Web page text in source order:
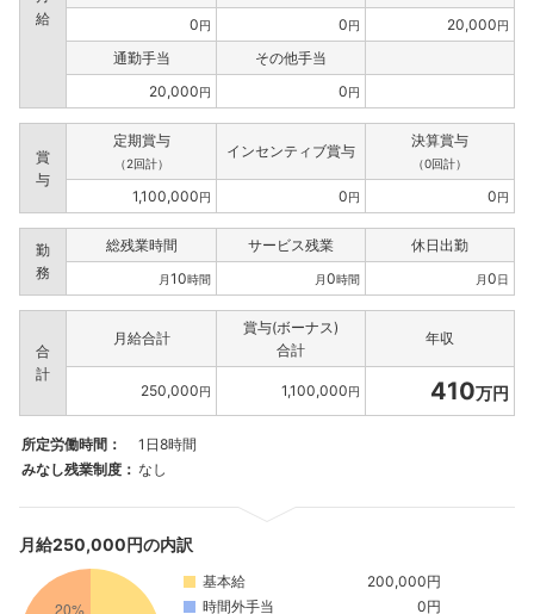
給
0円 0円 20,000円
通勤手当
その他手当
20,000円 0円
賞
与
定期賞与
（2回計）
インセンティブ賞与
決算賞与
（0回計）
1,100,000円 0円 0円
勤
務
総残業時間 サービス残業 休日出勤
月10時間 月0時間 月0日
合
計
月給合計
賞与(ボーナス)
合計
年収
250,000円 1,100,000円 410万円
所定労働時間：
1日8時間
みなし残業制度： なし
月給250,000円の内訳
基本給
200,000円
時間外手当
0円